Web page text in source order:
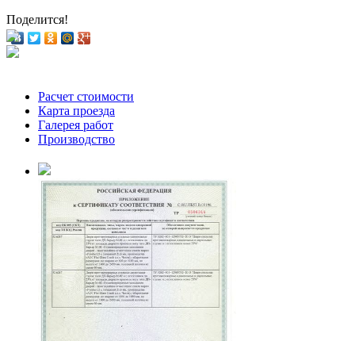
Поделится!
Расчет стоимости
Карта проезда
Галерея работ
Производство